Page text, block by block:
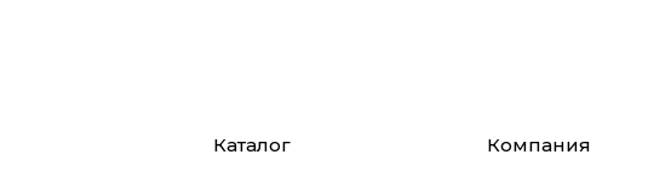
Каталог Компания